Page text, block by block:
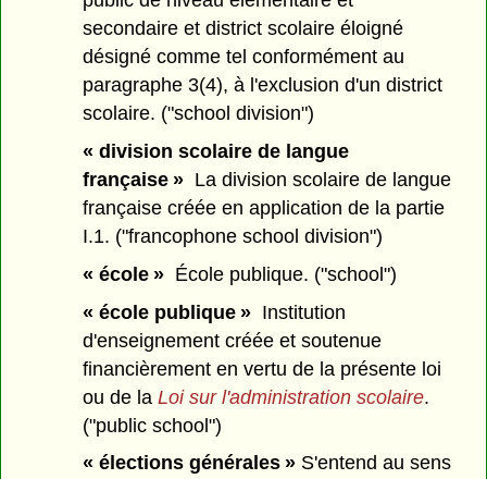
secondaire et district scolaire éloigné
désigné comme tel conformément au
paragraphe 3(4), à l'exclusion d'un district
scolaire. ("school division")
« division scolaire de langue
française » La division scolaire de langue
française créée en application de la partie
I.1. ("francophone school division")
« école » École publique. ("school")
« école publique » Institution
d'enseignement créée et soutenue
financièrement en vertu de la présente loi
ou de laLoi sur l'administration scolaire.
("public school")
« élections générales » S'entend au sens